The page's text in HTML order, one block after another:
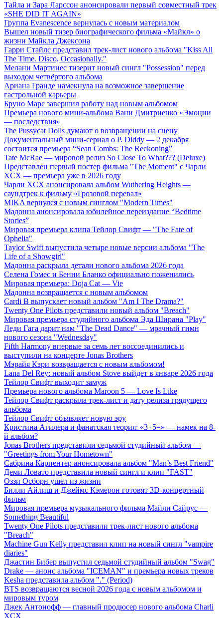
Тайла и Зара Ларссон анонсировали первый совместный трек
«SHE DID IT AGAIN»
Группа Evanescence вернулась с новым материалом
Вышел новый тизер биографического фильма «Майкл» о
жизни Майкла Джексона
Гарри Стайлс представил трек-лист нового альбома "Kiss All
The Time. Disco, Occasionally."
Мелани Мартинес тизерит новый сингл "Possession" перед
выходом четвёртого альбома
Ариана Гранде намекнула на возможное завершение
гастрольной карьеры
Бруно Марс завершил работу над новым альбомом
Премьера нового мини-альбома Вани Дмитриенко «Эмоции
— последствия»
The Pussycat Dolls думают о возвращении на сцену
Документальный мини-сериал о P. Diddy — 2 декабря
состоится премьера “Sean Combs: The Reckoning”
Tate McRae — мировой релиз So Close To What??? (Deluxe)
Представлен первый постер фильма "The Moment" с Чарли
XCX — премьера уже в 2026 году
Чарли XCX анонсировала альбом Wuthering Heights —
саундтрек к фильму «Грозовой перевал»
MIKA вернулся с новым синглом "Modern Times"
Мадонна анонсировала юбилейное переиздание “Bedtime
Stories”
Мировая премьера клипа Тейлор Свифт — "The Fate of
Ophelia"
Taylor Swift выпустила четыре новые версии альбома "The
Life of a Showgirl"
Мадонна раскрыла детали нового альбома 2026 года
Селена Гомес и Бенни Бланко официально поженились
Мировая премьера: Doja Cat — Vie
Мадонна возвращается с новым альбомом
Cardi B выпускает новый альбом "Am I The Drama?"
Twenty One Pilots представили новый альбом "Breach"
Мировая премьера студийного альбома Эда Ширана "Play"
Леди Гага дарит нам "The Dead Dance" — мрачный гимн
нового сезона "Wednesday"
Fifth Harmony впервые за семь лет воссоединились и
выступили на концерте Jonas Brothers
Мэрайя Кэри возвращается с новым альбомом!
Lana Del Rey: новый альбом Stove выйдет в январе 2026 года
Тейлор Свифт выходит замуж
Премьера нового альбома Maroon 5 — Love Is Like
Тейлор Свифт раскрыла трек-лист и дату релиза грядущего
альбома
Тейлор Свифт объявляет новую эру
Кристина Агилера и фанатская теория: «3+5=» — намек на 8-
й альбом?
Jonas Brothers представили седьмой студийный альбом —
"Greetings from Your Hometown"
Сабрина Карпентер анонсировала альбом "Man’s Best Friend"
Деми Ловато представила новый сингл и клип "FAST"
Оззи Осборн ушел из жизни
Билли Айлиш и Джеймс Кэмерон готовят 3D-концертный
фильм
Мировая премьера музыкального фильма Майли Сайрус —
Something Beautiful
Twenty One Pilots представили трек-лист нового альбома
"Breach"
Machine Gun Kelly представил клип на новый сингл "vampire
diaries"
Джастин Бибер выпустил седьмой студийный альбом "Swag"
Drake — анонс альбома "ICEMAN" и премьера новых треков
Kesha представила альбом "." (Period)
BTS возвращаются весной 2026 года с новым альбомом и
мировым туром
Джек Антонофф — главный продюсер нового альбома Charli
XCX